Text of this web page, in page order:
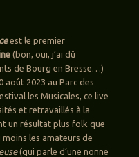
est le premier
(bon, oui, j’ai dû
de Bourg en Bresse…)
août 2023 au Parc des
les Musicales, ce live
et retravaillés à la
un résultat plus folk que
les amateurs de
(qui parle d’une nonne